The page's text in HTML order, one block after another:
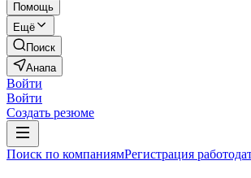
Помощь
Ещё
Поиск
Анапа
Войти
Войти
Создать резюме
Поиск по компаниямРегистрация